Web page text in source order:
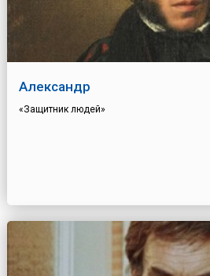
Александр
«Защитник людей»